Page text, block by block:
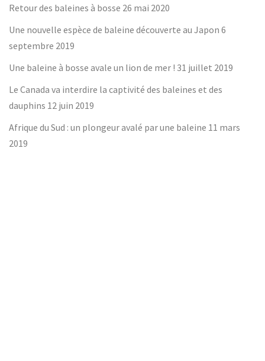
Retour des baleines à bosse 26 mai 2020
Une nouvelle espèce de baleine découverte au Japon 6
septembre 2019
Une baleine à bosse avale un lion de mer ! 31 juillet 2019
Le Canada va interdire la captivité des baleines et des
dauphins 12 juin 2019
Afrique du Sud : un plongeur avalé par une baleine 11 mars
2019